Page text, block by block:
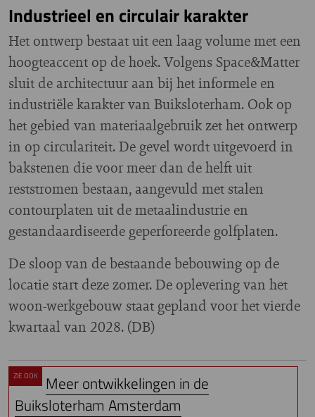
Industrieel en circulair karakter
Het ontwerp bestaat uit een laag volume met een
hoogteaccent op de hoek. Volgens Space&Matter
sluit de architectuur aan bij het informele en
industriële karakter van Buiksloterham. Ook op
het gebied van materiaalgebruik zet het ontwerp
in op circulariteit. De gevel wordt uitgevoerd in
bakstenen die voor meer dan de helft uit
reststromen bestaan, aangevuld met stalen
contourplaten uit de metaalindustrie en
gestandaardiseerde geperforeerde golfplaten.
De sloop van de bestaande bebouwing op de
locatie start deze zomer. De oplevering van het
woon-werkgebouw staat gepland voor het vierde
kwartaal van 2028. (DB)
ZIE OOK
Meer ontwikkelingen in de
Buiksloterham Amsterdam